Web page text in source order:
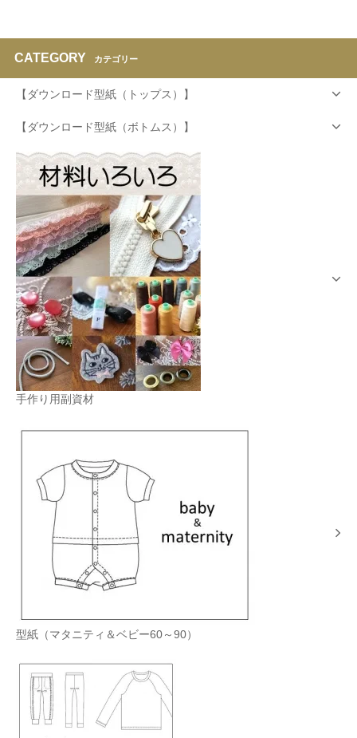
CATEGORY カテゴリー
【ダウンロード型紙（トップス）】
【ダウンロード型紙（ボトムス）】
手作り用副資材
型紙（マタニティ＆ベビー60～90）